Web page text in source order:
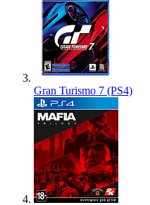
Gran Turismo 7 (PS4)